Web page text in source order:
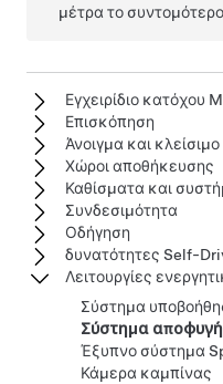
μέτρα το
Εγχειρίδιο κατόχου
Επισκόπηση
Άνοιγμα και κλείσιμο
Χώροι αποθήκευσης
Καθίσματα και
Συνδεσιμότητα
Οδήγηση
δυνατότητες Self-
Λειτουργίες
Σύστημα
Σύστημα
Έξυπνο σύστημα
Κάμερα καμπίνας